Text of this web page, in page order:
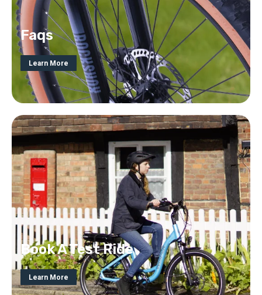
Faqs
Learn More
Book A Test Ride
Learn More